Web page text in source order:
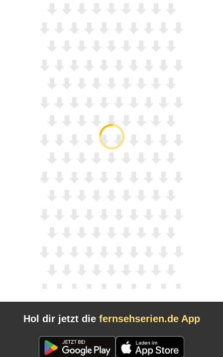
Hol dir jetzt die fernsehserien.de App